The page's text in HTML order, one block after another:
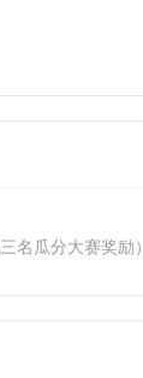
名瓜分大赛奖励）